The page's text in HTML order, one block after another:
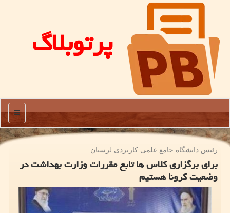
پرتوبلاگ
منو
رئیس دانشگاه جامع علمی كاربردی لرستان:
برای برگزاری کلاس ها تابع مقررات وزارت بهداشت در
وضعیت کرونا هستیم